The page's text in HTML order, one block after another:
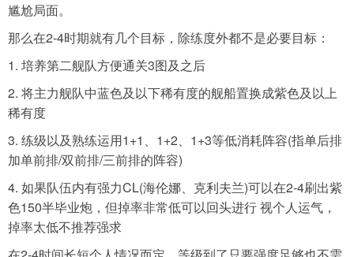
尴尬局面。
那么在2-4时期就有几个目标，除练度外都不是必要目标：
1. 培养第二舰队方便通关3图及之后
2. 将主力舰队中蓝色及以下稀有度的舰船置换成紫色及以上
稀有度
3. 练级以及熟练运用1+1、1+2、1+3等低消耗阵容(指单后排
加单前排/双前排/三前排的阵容)
4. 如果队伍内有强力CL(海伦娜、克利夫兰)可以在2-4刷出紫
色150半毕业炮，但掉率非常低可以回头进行 视个人运气，
掉率太低不推荐强求